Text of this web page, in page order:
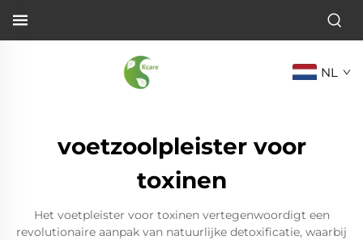
NL
voetzoolpleister voor
toxinen
Het voetpleister voor toxinen vertegenwoordigt een
revolutionaire aanpak van natuurlijke detoxificatie, waarbij